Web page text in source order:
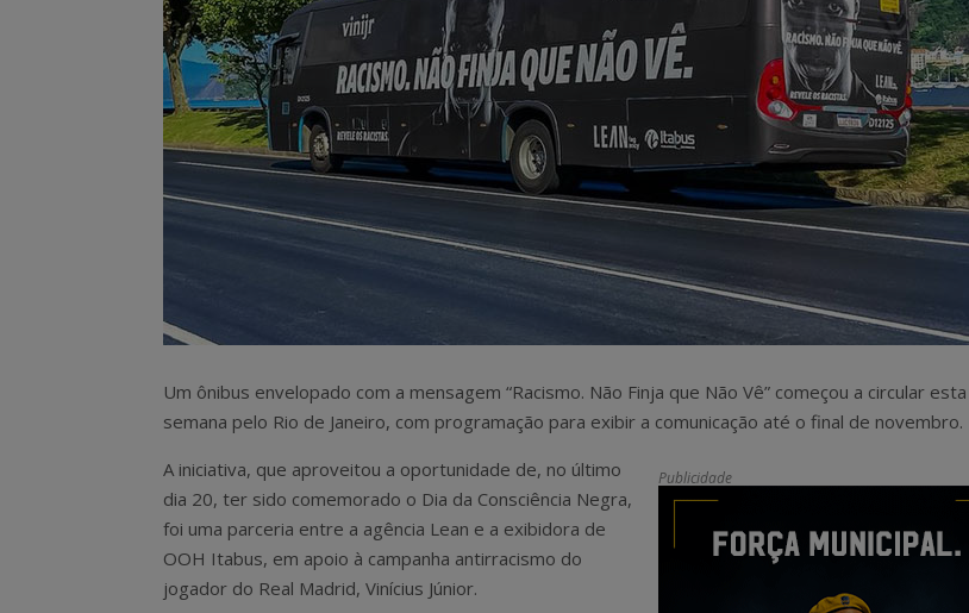
Um ônibus envelopado com a mensagem “Racismo. Não Finja que Não Vê” começou a circular esta
semana pelo Rio de Janeiro, com programação para exibir a comunicação até o final de novembro.
Publicidade
A iniciativa, que aproveitou a oportunidade de, no último
dia 20, ter sido comemorado o Dia da Consciência Negra,
foi uma parceria entre a agência Lean e a exibidora de
OOH Itabus, em apoio à campanha antirracismo do
jogador do Real Madrid, Vinícius Júnior.